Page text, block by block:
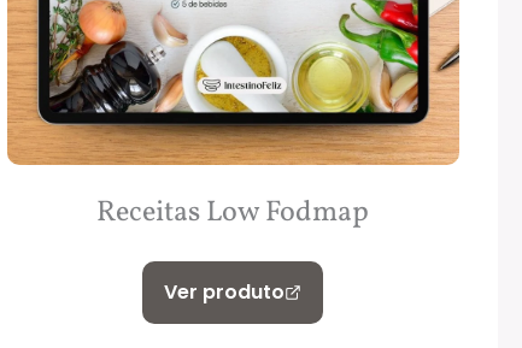
Receitas Low Fodmap
Ver produto